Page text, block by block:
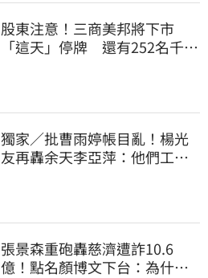
股東注意！三商美邦將下市
「這天」停牌 還有252名千張
獨家／批曹雨婷帳目亂！楊光
友再轟余天李亞萍：他們工會
張景森重砲轟慈濟遭詐10.6
億！點名顏博文下台：為什麼